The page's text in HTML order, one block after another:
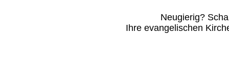
Neugierig?
Ihre evangelischen